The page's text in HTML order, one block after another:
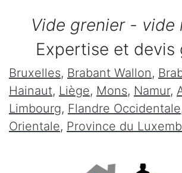
Vide grenier - vide
Expertise et devis
Bruxelles, Brabant Wallon,
Hainaut, Liège, Mons, Namur,
Limbourg, Flandre Occidentale
Orientale, Province du